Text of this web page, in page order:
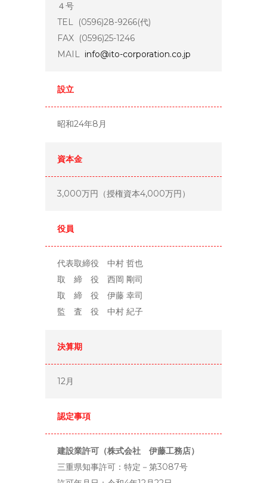
４号
TEL (0596)28-9266(代)
FAX (0596)25-1246
MAIL info@ito-corporation.co.jp
設立
昭和24年8月
資本金
3,000万円（授権資本4,000万円）
役員
代表取締役 中村 哲也
取 締 役 西岡 剛司
取 締 役 伊藤 幸司
監 査 役 中村 紀子
決算期
12月
認定事項
建設業許可（株式会社 伊藤工務店）
三重県知事許可：特定－第3087号